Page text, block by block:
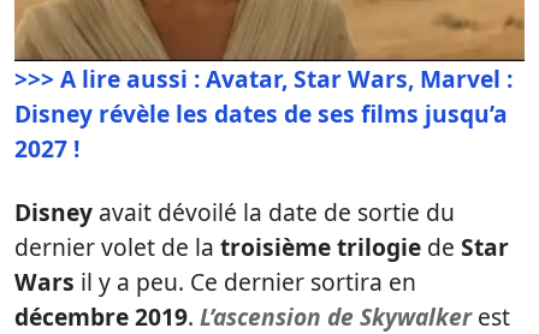
>>> A lire aussi : Avatar, Star Wars, Marvel :
Disney révèle les dates de ses films jusqu’a
2027 !
Disney avait dévoilé la date de sortie du
dernier volet de la troisième trilogie de Star
Wars il y a peu. Ce dernier sortira en
décembre 2019. L’ascension de Skywalkerest